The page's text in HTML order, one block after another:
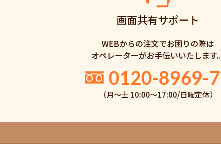
画面共有サポート
WEBからの注文でお困りの際は
オペレーターがお手伝いいたします
0120-8969-
（月〜土 10:00〜17:00/日曜定休）